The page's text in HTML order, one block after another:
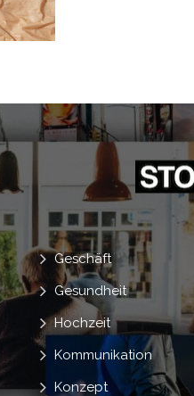
Geschäft
Gesundheit
Hochzeit
Kommunikation
Konzept